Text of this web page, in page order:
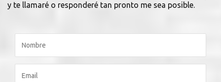
y te llamaré o responderé tan pronto me sea posible.